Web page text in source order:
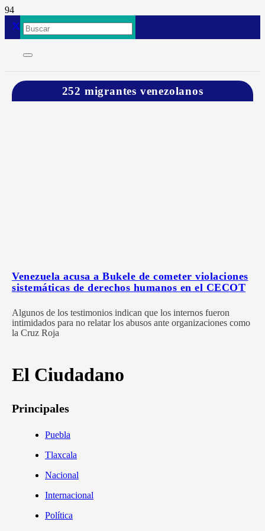
252 migrantes venezolanos
Venezuela acusa a Bukele de cometer violaciones
sistemáticas de derechos humanos en el CECOT
Algunos de los testimonios indican que los internos fueron
intimidados para no relatar los abusos ante organizaciones como
la Cruz Roja
El Ciudadano
Principales
Puebla
Tlaxcala
Nacional
Internacional
Política